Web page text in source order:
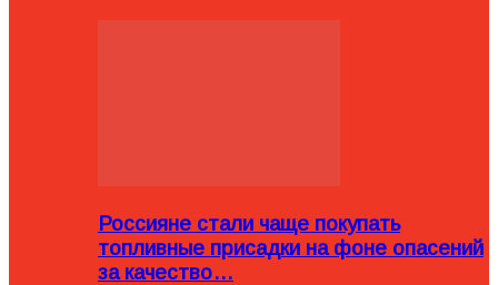
Россияне стали чаще покупать
топливные присадки на фоне опасений
за качество…